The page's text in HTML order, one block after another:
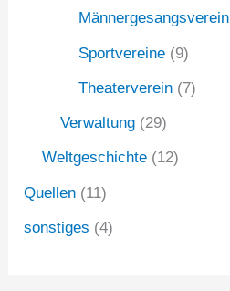
Männergesangsverein
Sportvereine (9)
Theaterverein (7)
Verwaltung (29)
Weltgeschichte (12)
Quellen (11)
sonstiges (4)